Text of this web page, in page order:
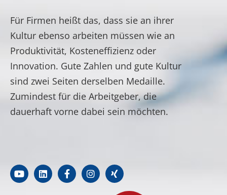
Für Firmen heißt das, dass sie an ihrer
Kultur ebenso arbeiten müssen wie an
Produktivität, Kosteneffizienz oder
Innovation. Gute Zahlen und gute Kultur
sind zwei Seiten derselben Medaille.
Zumindest für die Arbeitgeber, die
dauerhaft vorne dabei sein möchten.